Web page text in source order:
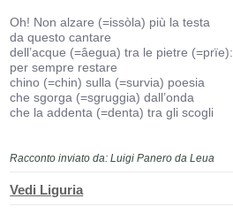
Oh! Non alzare (=issòla) più la testa
da questo cantare
dell’acque (=âegua) tra le pietre (=prïe):
per sempre restare
chino (=chin) sulla (=survia) poesia
che sgorga (=sgruggia) dall’onda
che la addenta (=denta) tra gli scogli
Racconto inviato da: Luigi Panero da Leua
Vedi Liguria